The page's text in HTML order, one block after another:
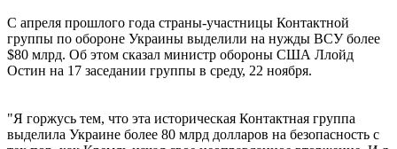
С апреля прошлого года страны-участницы Контактной
группы по обороне Украины выделили на нужды ВСУ более
$80 млрд. Об этом сказал министр обороны США Ллойд
Остин на 17 заседании группы в среду, 22 ноября.
"Я горжусь тем, что эта историческая Контактная группа
выделила Украине более 80 млрд долларов на безопасность с